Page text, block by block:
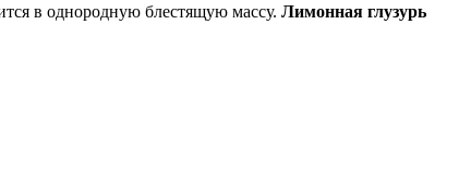
в однородную блестящую массу. Лимонная глузурь